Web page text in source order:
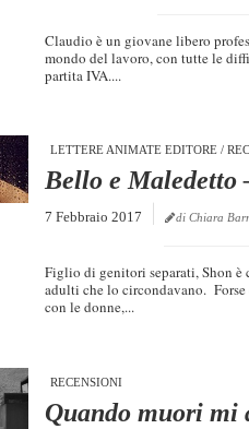
Claudio è un giovane libero
mondo del lavoro, con tutte le
partita IVA....
LETTERE ANIMATE EDITORE /
Bello e Maledetto
7 Febbraio 2017 di Chiara
Figlio di genitori separati, Shon è
adulti che lo circondavano.
con le donne,...
RECENSIONI
Quando muori mi